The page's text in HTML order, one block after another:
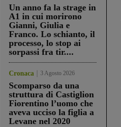
Un anno fa la strage in
A1 in cui morirono
Gianni, Giulia e
Franco. Lo schianto, il
processo, lo stop ai
sorpassi fra tir....
Cronaca 3 Agosto 2026
Scomparso da una
struttura di Castiglion
Fiorentino l’uomo che
aveva ucciso la figlia a
Levane nel 2020